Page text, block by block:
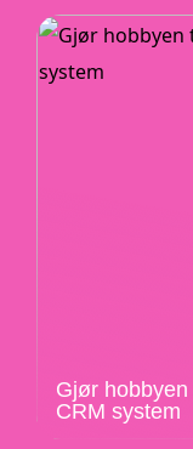
Gjør
CRM system